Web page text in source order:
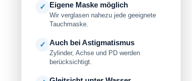
✓ Eigene Maske möglich
Wir verglasen nahezu jede geeignete
Tauchmaske.
✓ Auch bei Astigmatismus
Zylinder, Achse und PD werden
berücksichtigt.